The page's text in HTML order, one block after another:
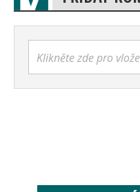
Klikněte zde pro